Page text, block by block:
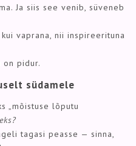
Ja siis see venib, süveneb
vaprana, nii inspireerituna
on pidur.
südamele
„mõistuse lõputu
tagasi peasse — sinna,